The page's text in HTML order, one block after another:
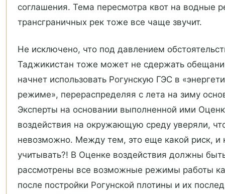
соглашения. Тема пересмотра квот на водные
трансграничных рек тоже все чаще звучит.
Не исключено, что под давлением
Таджикистан тоже может не сдержать
начнет использовать Рогунскую ГЭС в
режиме», перераспределяя с лета на зиму
Эксперты на основании выполненной ими
воздействия на окружающую среду уверяли,
невозможно. Между тем, это еще какой риск, и
учитывать?! В Оценке воздействия должны
рассмотрены все возможные режимы работы
после постройки Рогунской плотины и их